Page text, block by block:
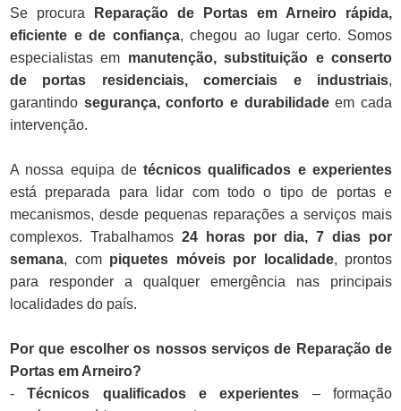
Se procura
Reparação de Portas em Arneiro rápida,
eficiente e de confiança, chegou ao lugar certo. Somos
especialistas em manutenção, substituição e conserto
de portas residenciais, comerciais e industriais,
garantindo segurança, conforto e durabilidadeem cada
intervenção.
A nossa equipa detécnicos qualificados e experientes
está preparada para lidar com todo o tipo de portas e
mecanismos, desde pequenas reparações a serviços mais
complexos. Trabalhamos 24 horas por dia, 7 dias por
semana, com piquetes móveis por localidade, prontos
para responder a qualquer emergência nas principais
localidades do país.
Por que escolher os nossos serviços de Reparação de
Portas em Arneiro?
-Técnicos qualificados e experientes – formação